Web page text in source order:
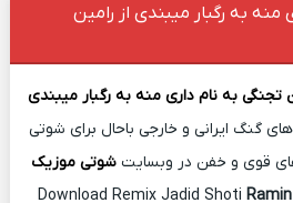
منه به رگبار میبندی از رامین
تجنگی به نام داری منه به رگبار میبندی
گنگ ایرانی و خارجی باحال برای شوتی
قوی و خفن در وبسایتشوتی موزیک
Download Remix Jadid Shoti